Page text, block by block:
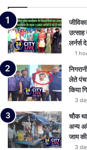
लर्नर्स
1
लेते
किया
3
चौक
अन्य
जाम
3